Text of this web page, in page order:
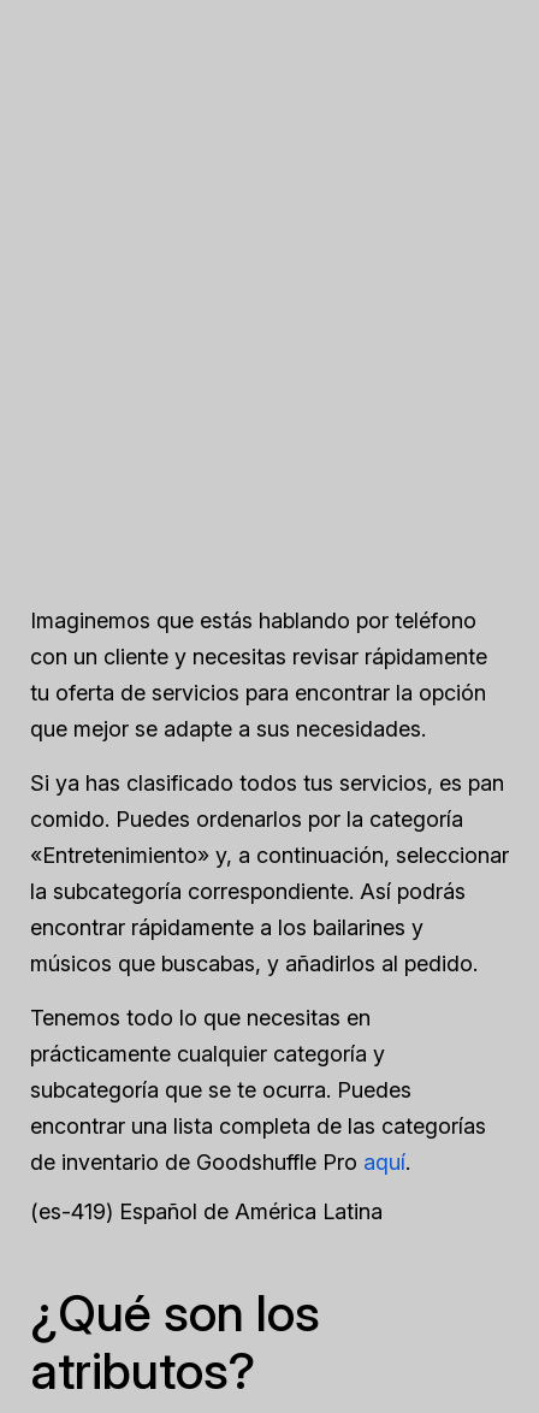
Imaginemos que estás hablando por teléfono
con un cliente y necesitas revisar rápidamente
tu oferta de servicios para encontrar la opción
que mejor se adapte a sus necesidades.
Si ya has clasificado todos tus servicios, es pan
comido. Puedes ordenarlos por la categoría
«Entretenimiento» y, a continuación, seleccionar
la subcategoría correspondiente. Así podrás
encontrar rápidamente a los bailarines y
músicos que buscabas, y añadirlos al pedido.
Tenemos todo lo que necesitas en
prácticamente cualquier categoría y
subcategoría que se te ocurra. Puedes
encontrar una lista completa de las categorías
de inventario de Goodshuffle Pro aquí.
(es-419) Español de América Latina
¿Qué son los
atributos?